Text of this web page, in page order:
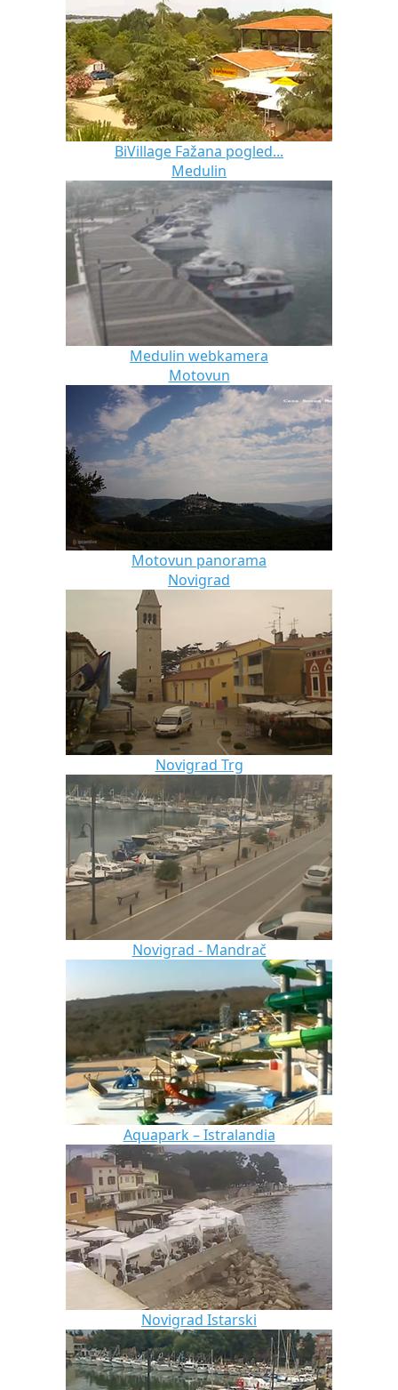
BiVillage Fažana pogled...
Medulin
Medulin webkamera
Motovun
Motovun panorama
Novigrad
Novigrad Trg
Novigrad - Mandrač
Aquapark – Istralandia
Novigrad Istarski